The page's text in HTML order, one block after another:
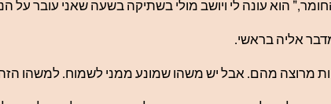
הוא עונה לי ויושב מולי בשתיקה בשעה שאני עובר על
אליה בראשי.
מרוצה מהם. אבל יש משהו שמונע ממני לשמוח. למשהו הזה